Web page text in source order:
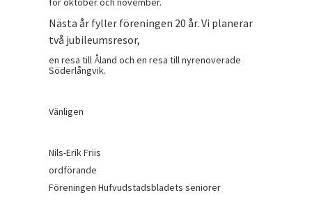
Nästa år fyller föreningen 20 år. Vi planerar
två jubileumsresor,
en resa till Åland och en resa till nyrenoverade
Söderlångvik.
Vänligen
Nils-Erik Friis
ordförande
Föreningen Hufvudstadsbladets seniorer